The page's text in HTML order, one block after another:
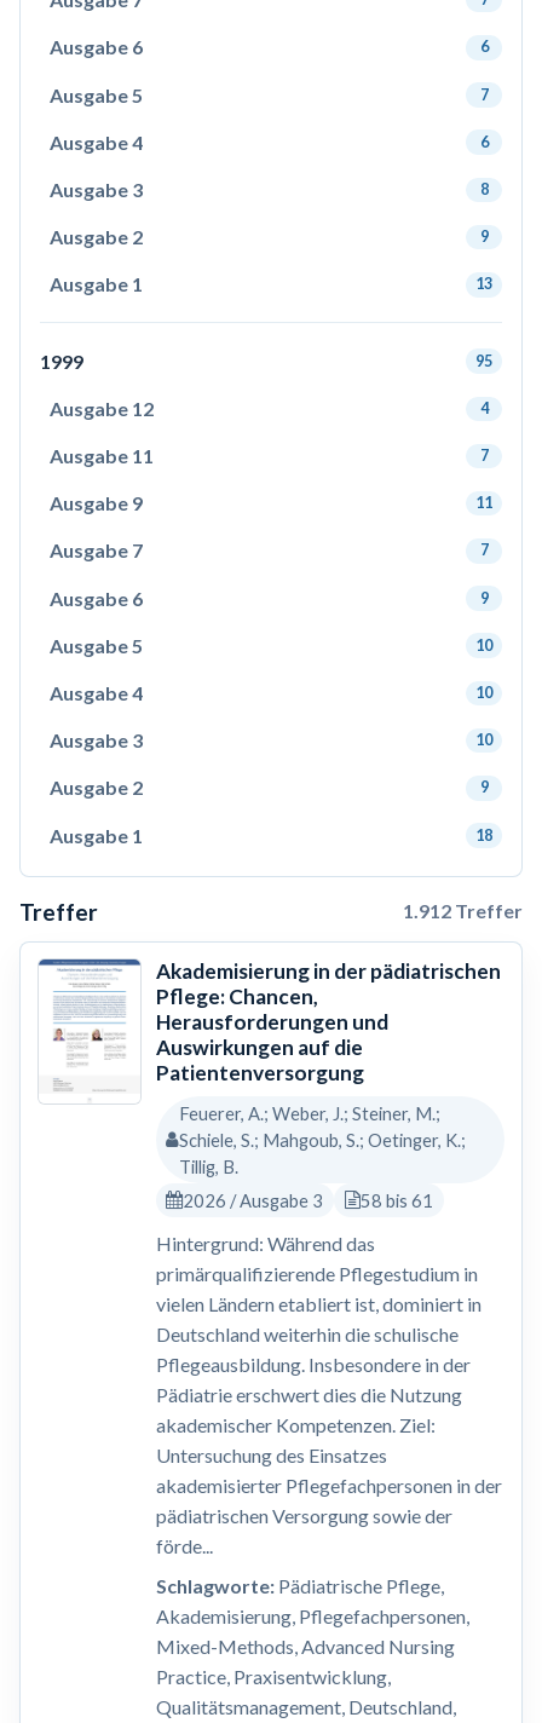
Ausgabe 6 6
Ausgabe 5 7
Ausgabe 4 6
Ausgabe 3 8
Ausgabe 2 9
Ausgabe 1 13
1999 95
Ausgabe 12 4
Ausgabe 11 7
Ausgabe 9 11
Ausgabe 7 7
Ausgabe 6 9
Ausgabe 5 10
Ausgabe 4 10
Ausgabe 3 10
Ausgabe 2 9
Ausgabe 1 18
Treffer 1.912 Treffer
Akademisierung in der pädiatrischen
Pflege: Chancen,
Herausforderungen und
Auswirkungen auf die
Patientenversorgung
Feuerer, A.; Weber, J.; Steiner, M.;
Schiele, S.; Mahgoub, S.; Oetinger, K.;
Tillig, B.
2026 / Ausgabe 3
58 bis 61
Hintergrund: Während das
primärqualifizierende Pflegestudium in
vielen Ländern etabliert ist, dominiert in
Deutschland weiterhin die schulische
Pflegeausbildung. Insbesondere in der
Pädiatrie erschwert dies die Nutzung
akademischer Kompetenzen. Ziel:
Untersuchung des Einsatzes
akademisierter Pflegefachpersonen in der
pädiatrischen Versorgung sowie der
förde...
Schlagworte:Pädiatrische Pflege,
Akademisierung, Pflegefachpersonen,
Mixed-Methods, Advanced Nursing
Practice, Praxisentwicklung,
Qualitätsmanagement, Deutschland,